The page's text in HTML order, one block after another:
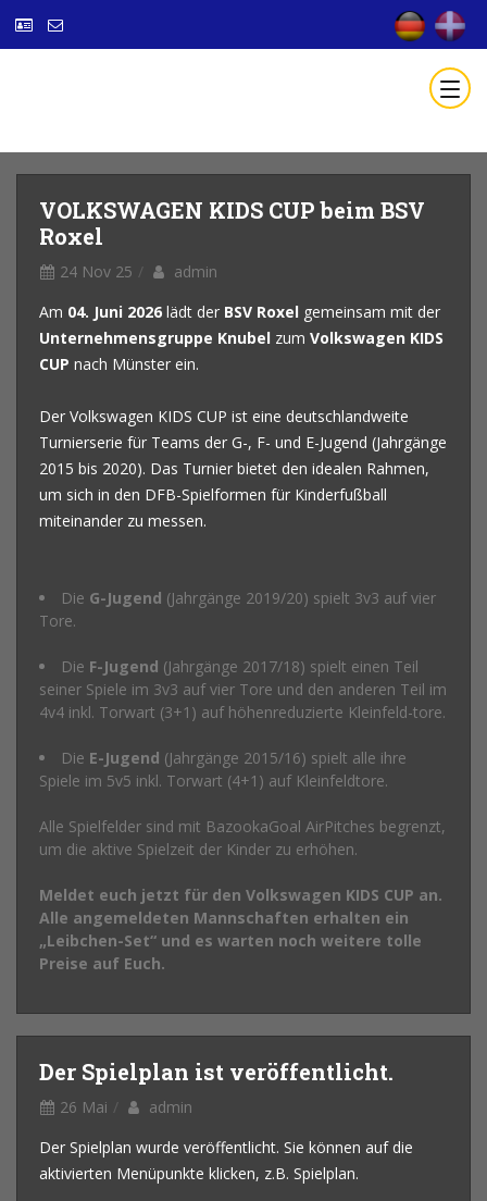
VOLKSWAGEN KIDS CUP beim BSV
Roxel
24 Nov 25
admin
Am 04. Juni 2026 lädt der BSV Roxel gemeinsam mit der
Unternehmensgruppe Knubel zum Volkswagen KIDS
CUP nach Münster ein.
Der Volkswagen KIDS CUP ist eine deutschlandweite
Turnierserie für Teams der G-, F- und E-Jugend (Jahrgänge
2015 bis 2020). Das Turnier bietet den idealen Rahmen,
um sich in den DFB-Spielformen für Kinderfußball
miteinander zu messen.
Die G-Jugend (Jahrgänge 2019/20) spielt 3v3 auf vier
Tore.
Die F-Jugend (Jahrgänge 2017/18) spielt einen Teil
seiner Spiele im 3v3 auf vier Tore und den anderen Teil im
4v4 inkl. Torwart (3+1) auf höhenreduzierte Kleinfeld-tore.
Die E-Jugend (Jahrgänge 2015/16) spielt alle ihre
Spiele im 5v5 inkl. Torwart (4+1) auf Kleinfeldtore.
Alle Spielfelder sind mit BazookaGoal AirPitches begrenzt,
um die aktive Spielzeit der Kinder zu erhöhen.
Meldet euch jetzt für den Volkswagen KIDS CUP an.
Alle angemeldeten Mannschaften erhalten ein
„Leibchen-Set“ und es warten noch weitere tolle
Preise auf Euch.
Der Spielplan ist veröffentlicht.
26 Mai
admin
Der Spielplan wurde veröffentlicht. Sie können auf die
aktivierten Menüpunkte klicken, z.B. Spielplan.